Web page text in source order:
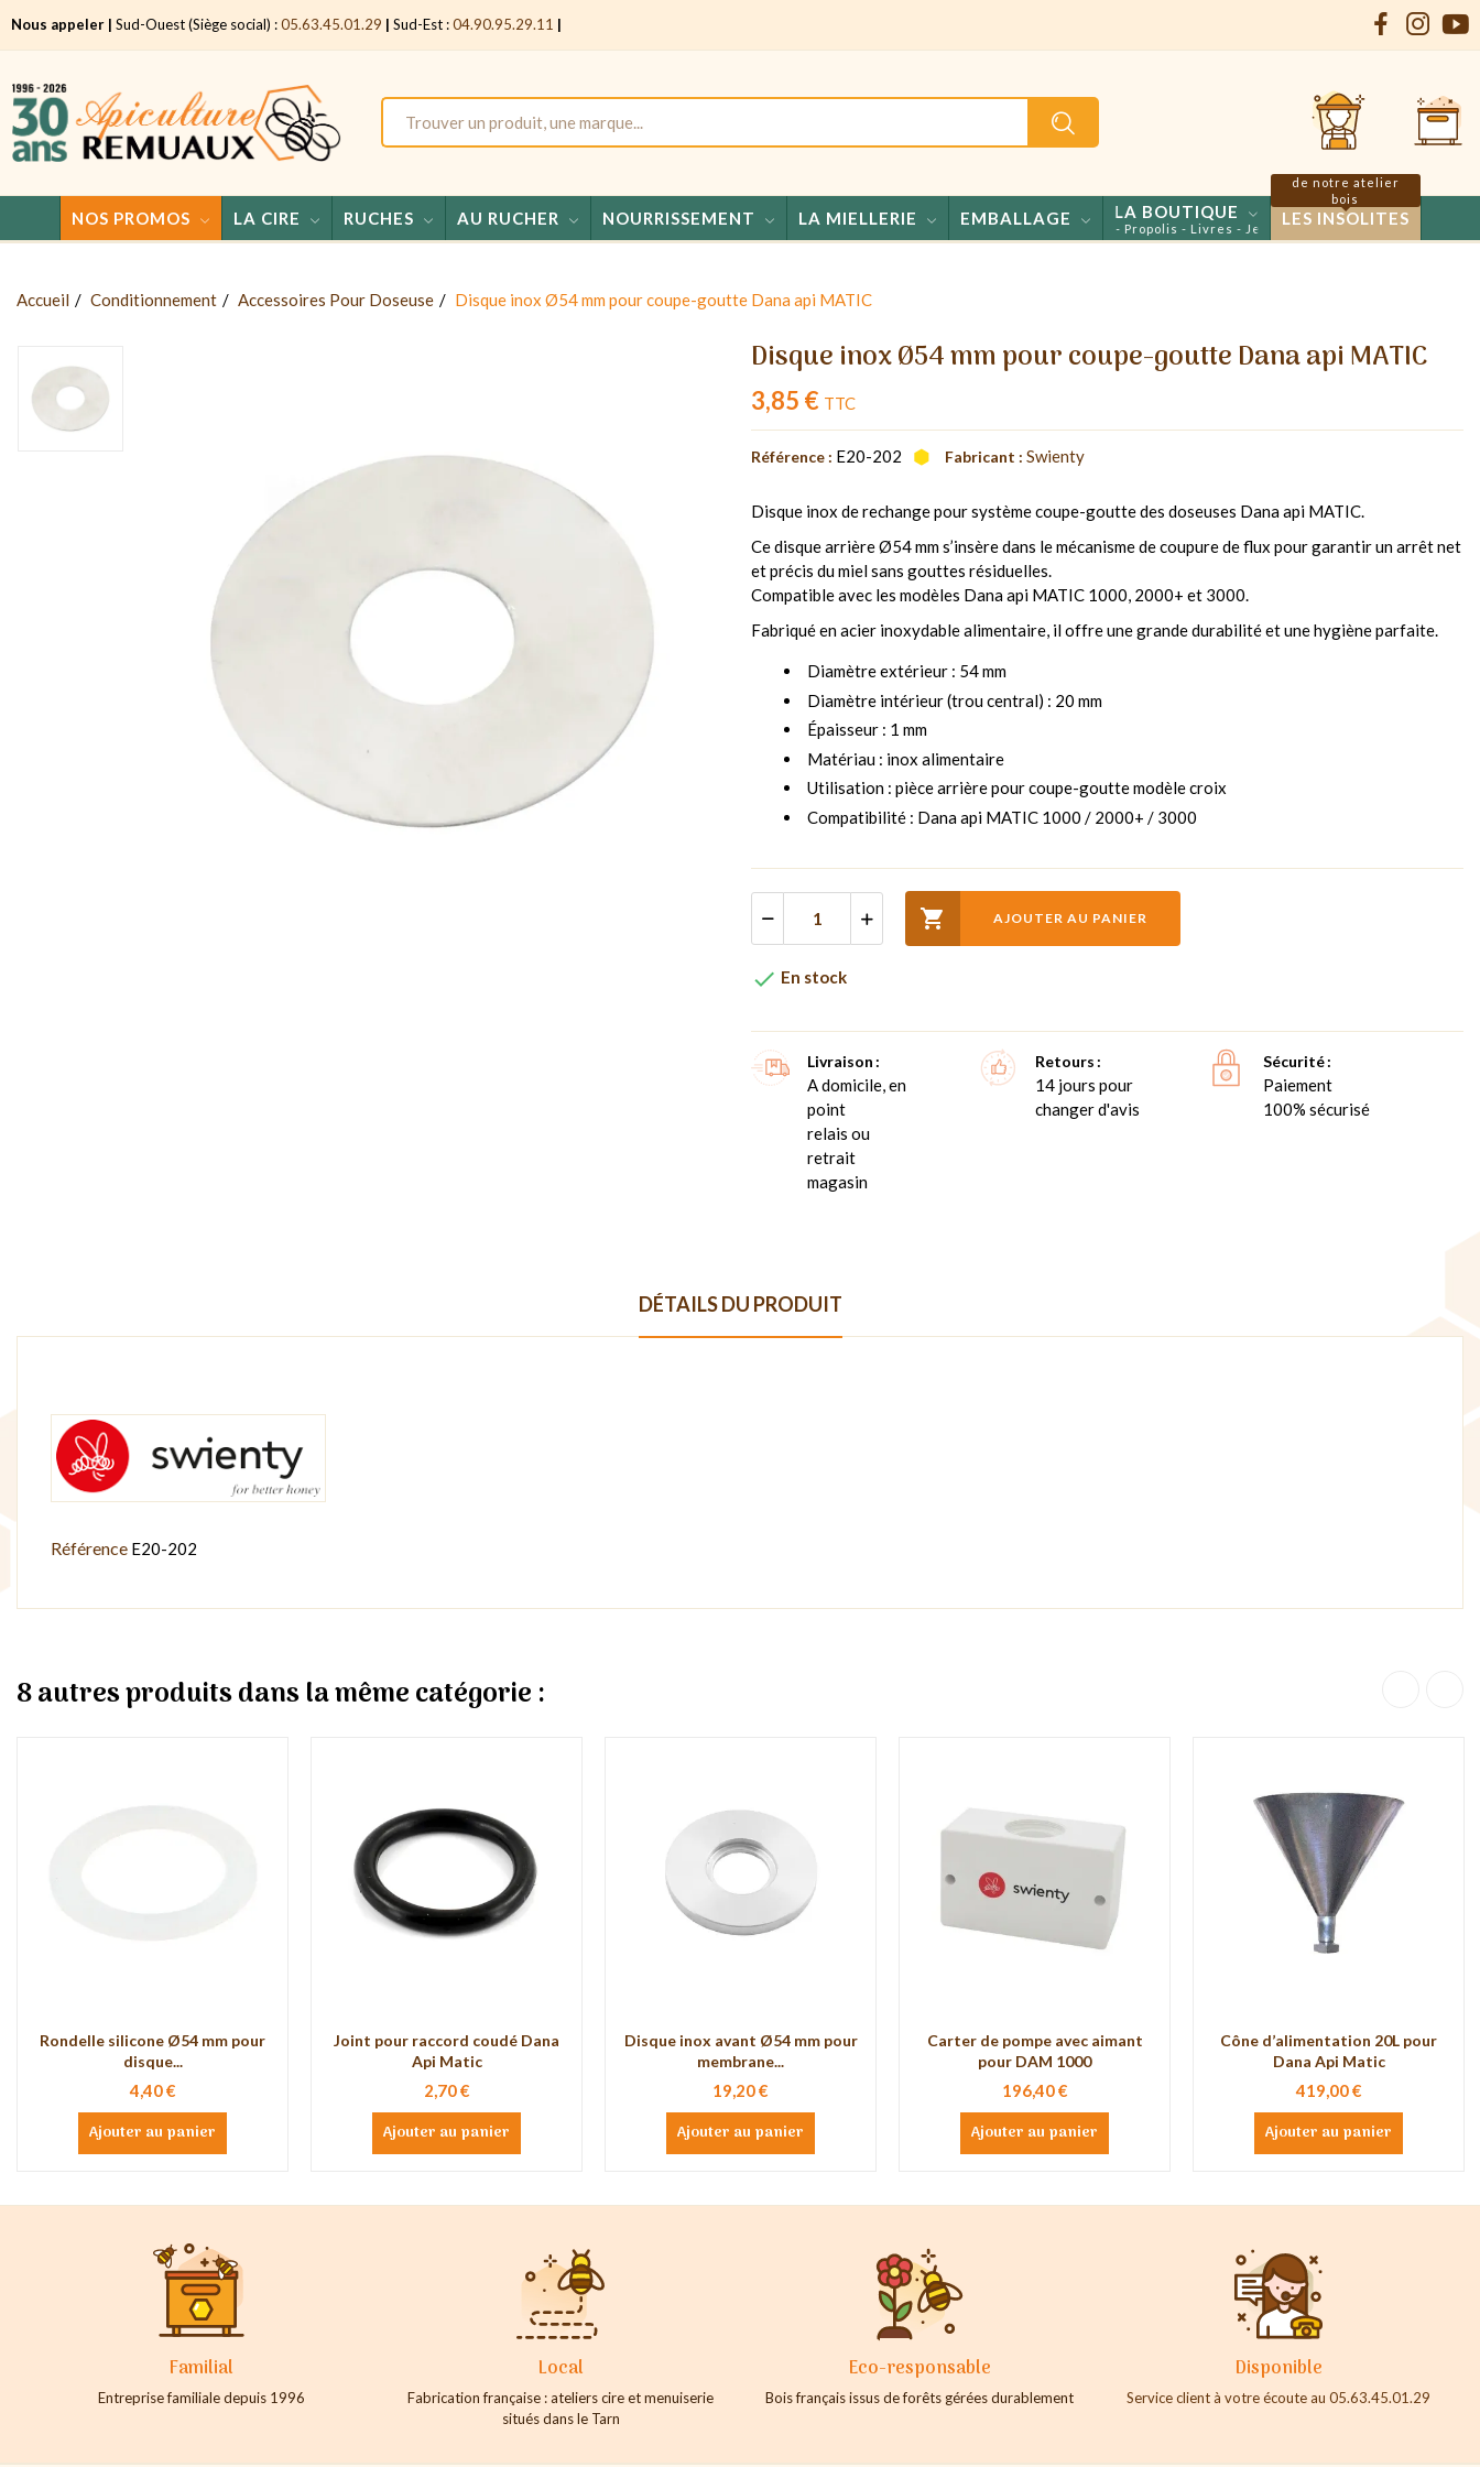
Nous appeler | Sud-Ouest (Siège social) :05.63.45.01.29 | Sud-Est :04.90.95.29.11 |
NOS PROMOS LA CIRE RUCHES AU RUCHER NOURRISSEMENT LA MIELLERIE EMBALLAGE LA BOUTIQUE
Miels - Confiseries - Propolis - Livres - Jeux
LES INSOLITES
de notre atelier
bois
Accueil Conditionnement Accessoires Pour Doseuse Disque inox Ø54 mm pour coupe-goutte Dana api MATIC
Disque inox Ø54 mm pour coupe-goutte Dana api MATIC
3,85 € TTC
Référence : E20-202 Fabricant : Swienty
Disque inox de rechange pour système coupe-goutte des doseuses Dana api MATIC.
Ce disque arrière Ø54 mm s’insère dans le mécanisme de coupure de flux pour garantir un arrêt net
et précis du miel sans gouttes résiduelles.
Compatible avec les modèles Dana api MATIC 1000, 2000+ et 3000.
Fabriqué en acier inoxydable alimentaire, il offre une grande durabilité et une hygiène parfaite.
Diamètre extérieur : 54 mm
Diamètre intérieur (trou central) : 20 mm
Épaisseur : 1 mm
Matériau : inox alimentaire
Utilisation : pièce arrière pour coupe-goutte modèle croix
Compatibilité : Dana api MATIC 1000 / 2000+ / 3000
 AJOUTER AU PANIER
 En stock
Livraison
A domicile, en
point
relais ou
retrait
magasin
Retours
14 jours pour
changer d'avis
Sécurité
Paiement
100% sécurisé
DÉTAILS DU PRODUIT
Référence E20-202
8 autres produits dans la même catégorie :
Rondelle silicone Ø54 mm pour
disque...
4,40 €
Ajouter au panier
Joint pour raccord coudé Dana
Api Matic
2,70 €
Ajouter au panier
Disque inox avant Ø54 mm pour
membrane...
19,20 €
Ajouter au panier
Carter de pompe avec aimant
pour DAM 1000
196,40 €
Ajouter au panier
Cône d’alimentation 20L pour
Dana Api Matic
419,00 €
Ajouter au panier
Familial
Entreprise familiale depuis 1996
Local
Fabrication française : ateliers cire et menuiserie
situés dans le Tarn
Eco-responsable
Bois français issus de forêts gérées durablement
Disponible
Service client à votre écoute au 05.63.45.01.29